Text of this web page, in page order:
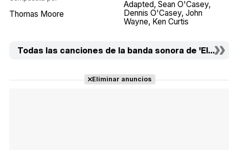
Thomas Moore
Adapted Sean O'Casey
Dennis O'Casey John
Wayne Ken Curtis
Todas las canciones de la banda sonora de 'El
Eliminar anuncios